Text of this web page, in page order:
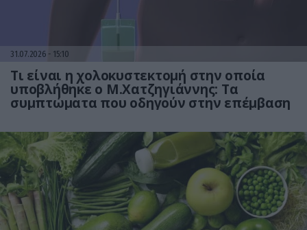
31.07.2026 15:10
Τι είναι η χολοκυστεκτομή στην οποία
υποβλήθηκε ο Μ.Χατζηγιάννης: Tα
συμπτώματα που οδηγούν στην επέμβαση